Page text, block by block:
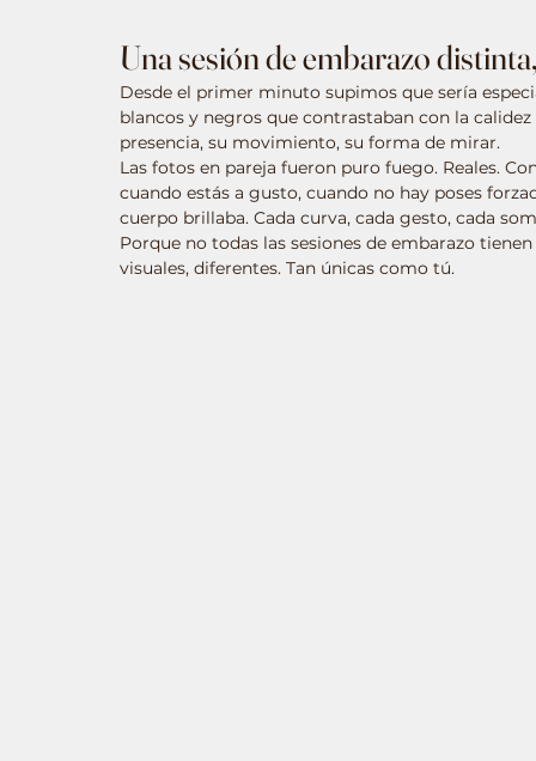
Una sesión de embarazo
Desde el primer minuto supimos que sería
blancos y negros que contrastaban con la
presencia, su movimiento, su forma de mirar.
Las fotos en pareja fueron puro fuego. Reales.
cuando estás a gusto, cuando no hay poses
cuerpo brillaba. Cada curva, cada gesto, cada
Porque no todas las sesiones de embarazo
visuales, diferentes. Tan únicas como tú.